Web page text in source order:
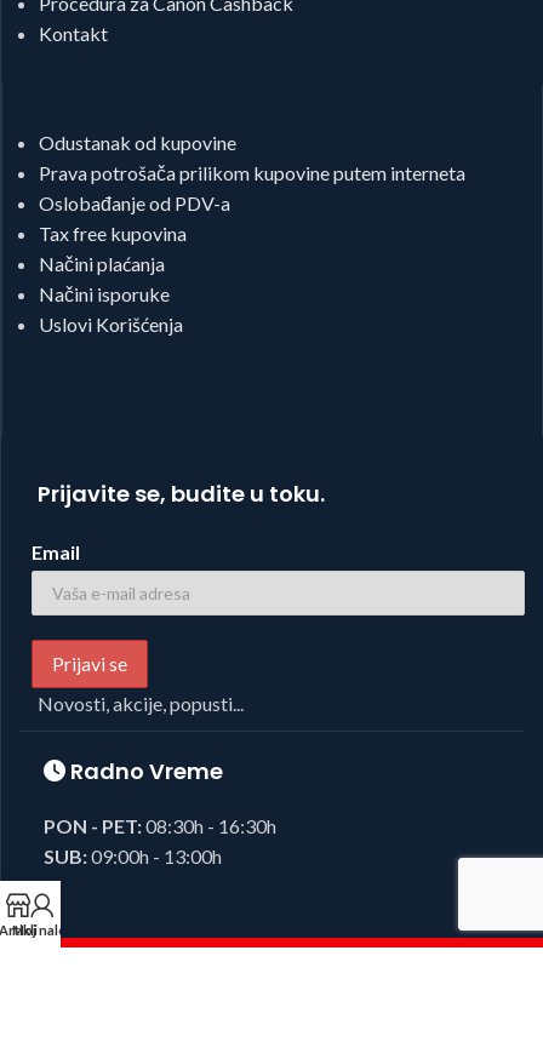
Kontakt
Odustanak od kupovine
Prava potrošača prilikom kupovine putem interneta
Oslobađanje od PDV-a
Tax free kupovina
Načini plaćanja
Načini isporuke
Uslovi Korišćenja
Prijavite se, budite u toku.
Email
Novosti, akcije, popusti...
Radno Vreme
PON - PET:08:30h - 16:30h
SUB:09:00h - 13:00h
Artikli
Moj nalog